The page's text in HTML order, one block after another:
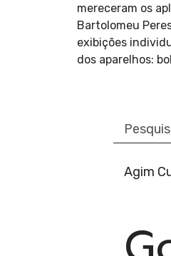
mereceram os
Bartolomeu
exibições
dos aparelhos:
Search
...
Agim